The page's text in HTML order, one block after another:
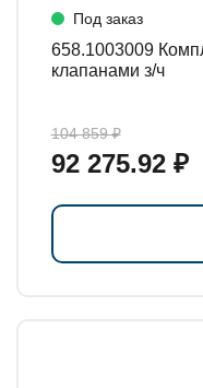
Под заказ
658.1003009 Комплект головки цилиндров с
клапанами з/ч
104 859 ₽
92 275.92 ₽